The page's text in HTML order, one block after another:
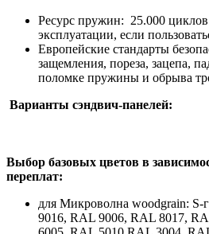
Ресурс пружин: 25.000
эксплуатации, если
Европейские стандарты
защемления, пореза, зацепа,
поломке пружины и обрыва
Варианты сэндвич-панелей:
Выбор базовых цветов в
переплат:
для Микроволна woodgrain:
9016, RAL 9006, RAL 8017,